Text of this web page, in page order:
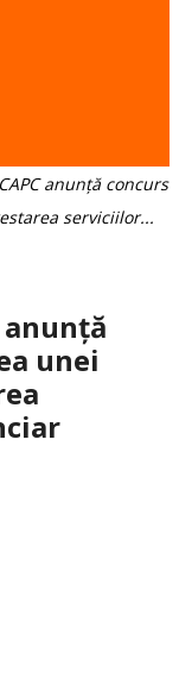
anunță concurs
serviciilor...
anunță
unei